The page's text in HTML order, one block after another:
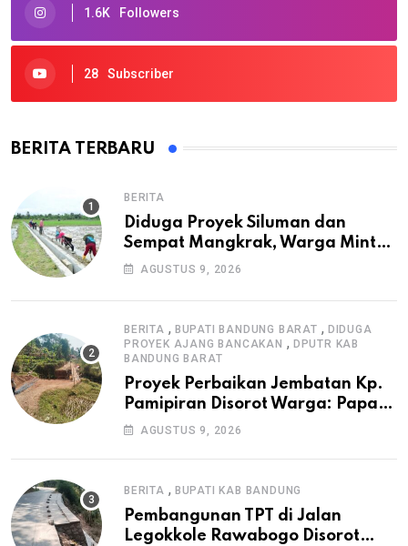
1.6K Followers
28 Subscriber
BERITA TERBARU
BERITA
Diduga Proyek Siluman dan
Sempat Mangkrak, Warga Minta
APH Usut Tuntas Pembangunan
AGUSTUS 9, 2026
BERITA , BUPATI BANDUNG BARAT , DIDUGA
PROYEK AJANG BANCAKAN , DPUTR KAB
BANDUNG BARAT
Proyek Perbaikan Jembatan Kp.
Pamipiran Disorot Warga: Papan
Informasi Tak Cantumkan PPK,
AGUSTUS 9, 2026
BERITA , BUPATI KAB BANDUNG
Pembangunan TPT di Jalan
Legokkole Rawabogo Disorot